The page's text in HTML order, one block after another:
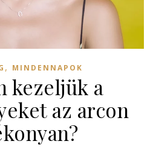
, MINDENNAPOK
kezeljük a
az arcon